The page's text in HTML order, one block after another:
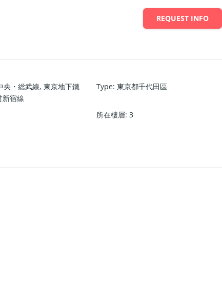
REQUEST INFO
央・総武線,東京地下鐵
新宿線
Type: 東京都千代田區
所在樓層: 3